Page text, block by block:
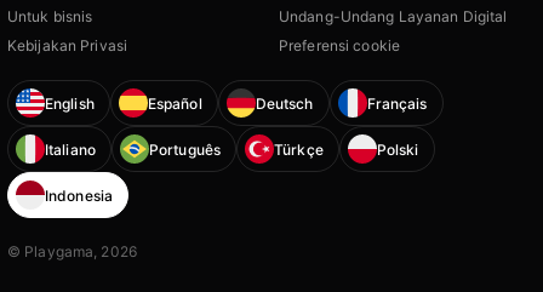
Untuk bisnis
Kebijakan Privasi
Undang-Undang Layanan Digital
Preferensi cookie
English Español Deutsch Français
Italiano Português Türkçe Polski
Indonesia
© Playgama, 2026